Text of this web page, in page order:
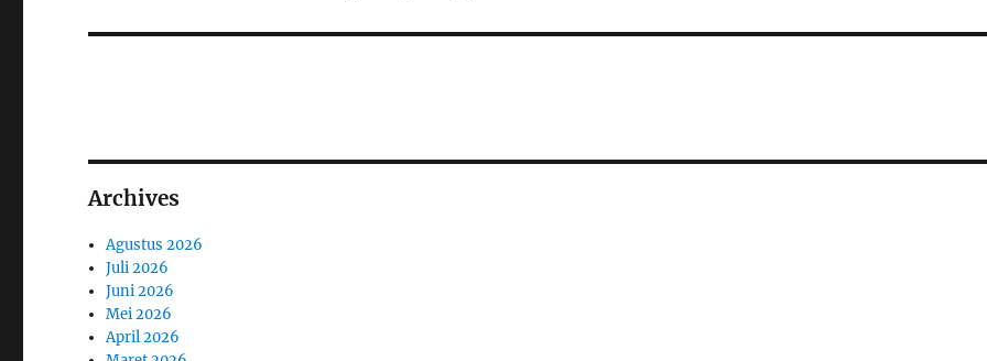
Archives
Agustus 2026
Juli 2026
Juni 2026
Mei 2026
April 2026